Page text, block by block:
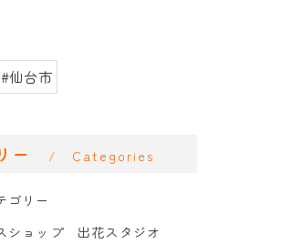
#仙台市
ー Categories
ゴリー
ショップ 出花スタジオ